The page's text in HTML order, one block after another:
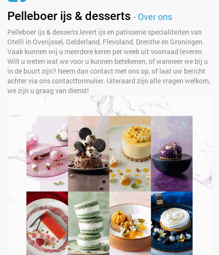
Pelleboer ijs & desserts - Over ons
Pelleboer ijs & desserts levert ijs en patisserie specialiteiten van
Otelli in Overijssel, Gelderland, Flevoland, Drenthe en Groningen.
Vaak kunnen wij u meerdere keren per week uit voorraad leveren.
Wilt u weten wat we voor u kunnen betekenen, of wanneer we bij u
in de buurt zijn? Neem dan contact met ons op, of laat uw bericht
achter via ons contactformulier. Uiteraard zijn alle vragen welkom,
we zijn u graag van dienst!